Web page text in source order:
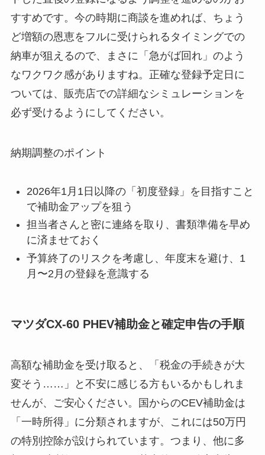
すすめです。今の時期に商談を進めれば、ちょう
ど増額の恩恵をフルに受けられるタイミングでの
納車が狙えるので、まさに「急がば回れ」のよう
なワクワク感がありますね。正確な登録予定日に
ついては、販売店での詳細なシミュレーションを
必ず受けるようにしてください。
納期調整のポイント
2026年1月1日以降の「初度登録」を目指すこと
で補助金アップを狙う
担当者さんと密に連絡を取り、書類準備を早め
に済ませておく
予算終了のリスクを考慮し、年度末を避け、1
月〜2月の登録を意識する
マツダCX-60 PHEV補助金と確定申告の手順
高額な補助金を受け取ると、「税金の手続きが大
変そう……」と不安に感じる方もいるかもしれま
せんが、ご安心ください。国からのCEV補助金は
「一時所得」に分類されますが、これには50万円
の特別控除が設けられています。つまり、他に多